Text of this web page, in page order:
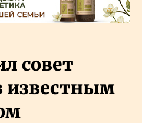
совет
известным